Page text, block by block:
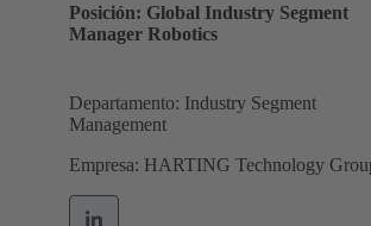
Posición: Global Industry Segment
Manager Robotics
Departamento: Industry Segment
Management
Empresa: HARTING Technology